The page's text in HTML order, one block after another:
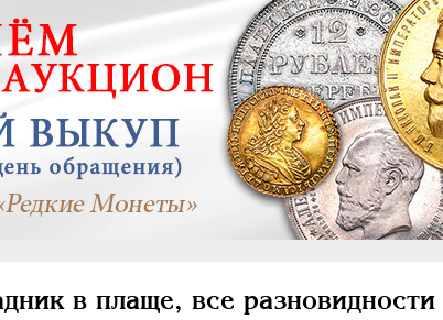
в плаще, все разновидности